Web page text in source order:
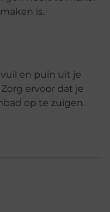
is.
en puin uit je
ervoor dat je
op te zuigen.